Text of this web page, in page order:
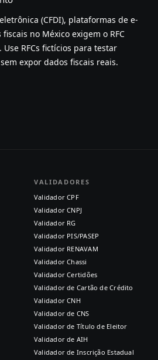
(CFDI), plataformas de e-
no México exigem o RFC
RFCs fictícios para testar
expor dados fiscais reais.
VALIDADORES
Validador CPF
Validador CNPJ
Validador RG
Validador PIS/PASEP
Validador RENAVAM
Validador Chassi
Validador Certidões
Validador de Cartão de Crédito
Validador CNH
Validador de CNS
Validador de Título de Eleitor
Validador de AIH
Validador de Inscrição Estadual